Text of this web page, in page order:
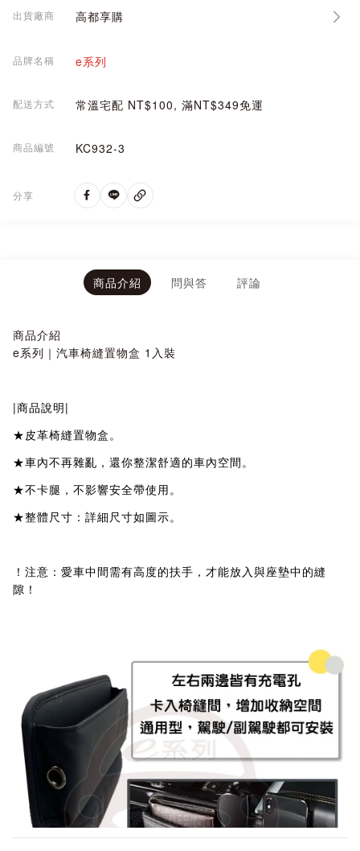
出貨廠商 高都享購
品牌名稱 e系列
配送方式 常溫宅配 NT$100, 滿NT$349免運
商品編號 KC932-3
分享
商品介紹 問與答 評論
商品介紹
e系列｜汽車椅縫置物盒 1入裝
|商品說明|
★皮革椅縫置物盒。
★車內不再雜亂，還你整潔舒適的車內空間。
★不卡腿，不影響安全帶使用。
★整體尺寸：詳細尺寸如圖示。
！注意：愛車中間需有高度的扶手，才能放入與座墊中的縫
隙！